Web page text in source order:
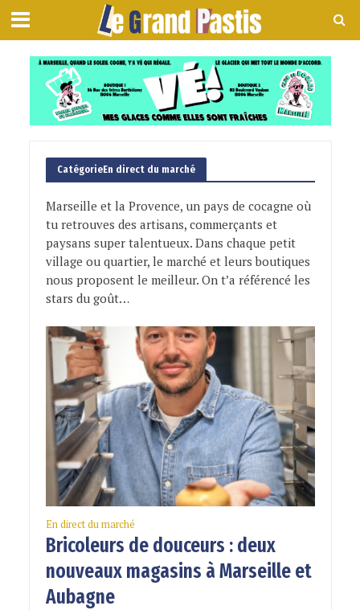
CatégorieEn direct du marché
Marseille et la Provence, un pays de cocagne où
tu retrouves des artisans, commerçants et
paysans super talentueux. Dans chaque petit
village ou quartier, le marché et leurs boutiques
nous proposent le meilleur. On t’a référencé les
stars du goût…
En direct du marché
Bricoleurs de douceurs : deux
nouveaux magasins à Marseille et
Aubagne